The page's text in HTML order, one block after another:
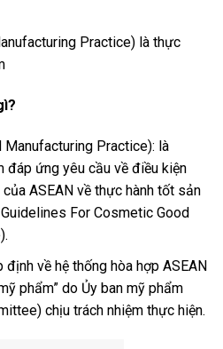
Practice) là thực
Practice): là
đáp ứng yêu cầu về điều kiện
ASEAN về thực hành tốt sản
For Cosmetic Good
về hệ thống hòa hợp ASEAN
phẩm” do Ủy ban mỹ phẩm
chịu trách nhiệm thực hiện.